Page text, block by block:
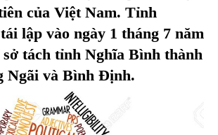
của Việt Nam. Tỉnh
lập vào ngày 1 tháng 7 năm
sở tách tỉnh Nghĩa Bình thành
Ngãi và Bình Định.